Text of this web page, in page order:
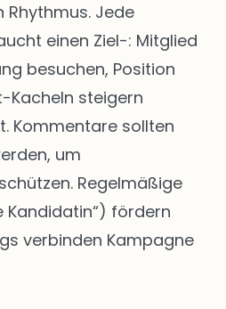
Rhythmus. Jede
einen Ziel-: Mitglied
besuchen, Position
Kacheln steigern
Kommentare sollten
um
Regelmäßige
Kandidatin“) fördern
verbinden Kampagne